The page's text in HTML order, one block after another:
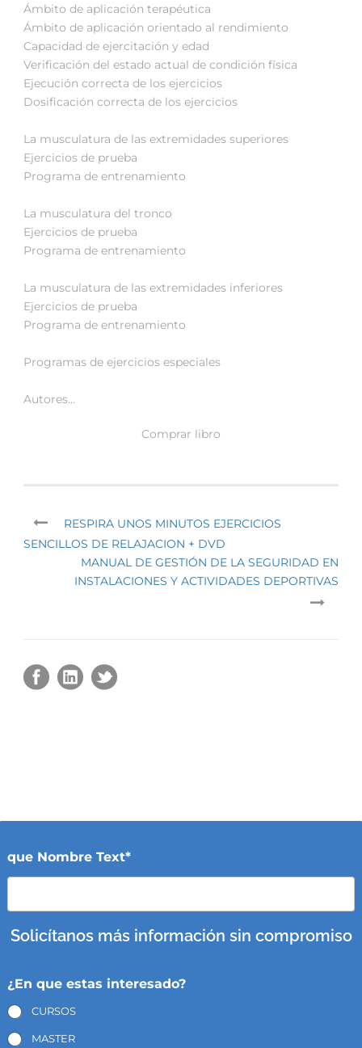
Ámbito de aplicación terapéutica
Ámbito de aplicación orientado al rendimiento
Capacidad de ejercitación y edad
Verificación del estado actual de condición física
Ejecución correcta de los ejercicios
Dosificación correcta de los ejercicios
La musculatura de las extremidades superiores
Ejercicios de prueba
Programa de entrenamiento
La musculatura del tronco
Ejercicios de prueba
Programa de entrenamiento
La musculatura de las extremidades inferiores
Ejercicios de prueba
Programa de entrenamiento
Programas de ejercicios especiales
Autores…
Comprar libro
RESPIRA UNOS MINUTOS EJERCICIOS
SENCILLOS DE RELAJACION + DVD
MANUAL DE GESTIÓN DE LA SEGURIDAD EN
INSTALACIONES Y ACTIVIDADES DEPORTIVAS
que Nombre Text*
Solicítanos más información sin compromiso
¿En que estas interesado?
CURSOS
MASTER